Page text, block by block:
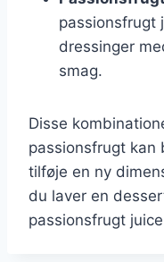
passionsfrugt
dressinger
smag.
Disse
passionsfrugt kan
tilføje en ny
du laver en
passionsfrugt